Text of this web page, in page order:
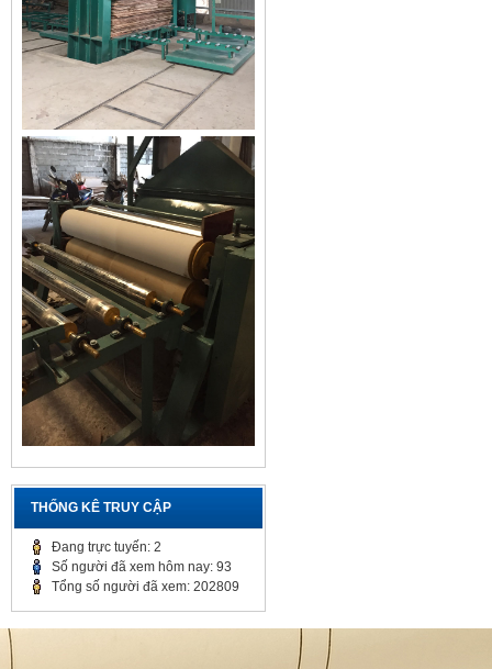
THỐNG KÊ TRUY CẬP
Đang trực tuyến: 2
Số người đã xem hôm nay: 93
Tổng số người đã xem: 202809